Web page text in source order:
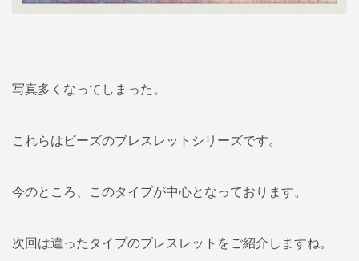
写真多くなってしまった。
これらはビーズのブレスレットシリーズです。
今のところ、このタイプが中心となっております。
次回は違ったタイプのブレスレットをご紹介しますね。